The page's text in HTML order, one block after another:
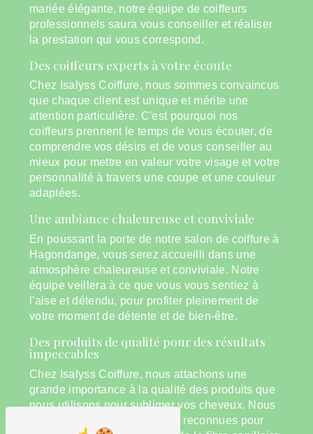
mariée élégante, notre équipe de coiffeurs
professionnels saura vous conseiller et réaliser
la prestation qui vous correspond.
Des coiffeurs experts à votre écoute
Chez Isalyss Coiffure, nous sommes convaincus
que chaque client est unique et mérite une
attention particulière. C'est pourquoi nos
coiffeurs prennent le temps de vous écouter, de
comprendre vos désirs et de vous conseiller au
mieux pour mettre en valeur votre visage et votre
personnalité à travers une coupe et une couleur
adaptées.
Une ambiance chaleureuse et conviviale
En poussant la porte de notre salon de coiffure à
Hagondange, vous serez accueilli dans une
atmosphère chaleureuse et conviviale. Notre
équipe veillera à ce que vous vous sentiez à
l'aise et détendu, pour profiter pleinement de
votre moment de détente et de bien-être.
Des produits de qualité pour des résultats
impeccables
Chez Isalyss Coiffure, nous attachons une
grande importance à la qualité des produits que
nous utilisons pour sublimer vos cheveux. Nous
travaillons avec des marques reconnues pour